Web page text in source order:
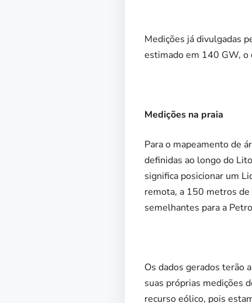
Medições já divulgadas
estimado em 140 GW, o
Medições na praia
Para o mapeamento de
definidas ao longo do
significa posicionar um
remota, a 150 metros
semelhantes para a
Os dados gerados terão
suas próprias medições
recurso eólico, pois